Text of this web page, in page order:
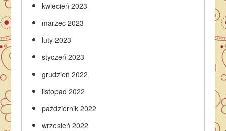
kwiecień 2023
marzec 2023
luty 2023
styczeń 2023
grudzień 2022
listopad 2022
październik 2022
wrzesień 2022